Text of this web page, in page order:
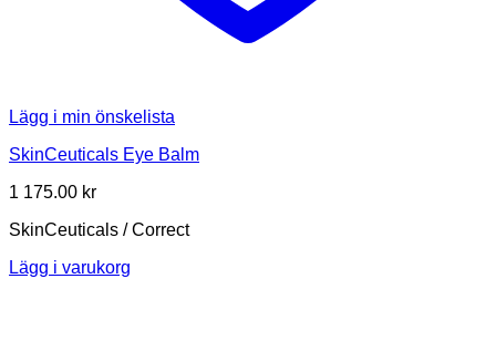
Lägg i min önskelista
SkinCeuticals Eye Balm
1 175.00 kr
SkinCeuticals / Correct
Lägg i varukorg